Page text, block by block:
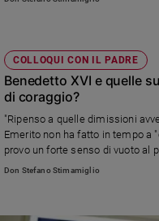
COLLOQUI CON IL PADRE
Benedetto XVI e quelle
di coraggio?
"Ripenso a quelle dimissioni
Emerito non ha fatto in tempo a
provo un forte senso di vuoto al
stato uno dei pochi che con la
Don Stefano Stimamiglio